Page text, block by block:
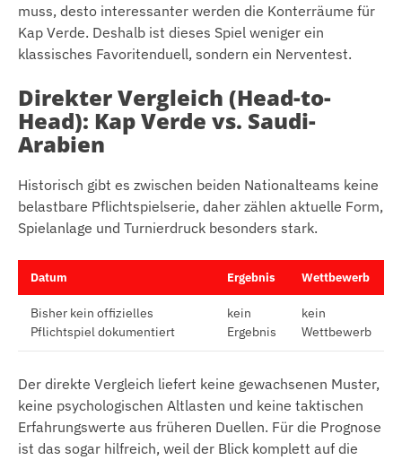
muss, desto interessanter werden die Konterräume für
Kap Verde. Deshalb ist dieses Spiel weniger ein
klassisches Favoritenduell, sondern ein Nerventest.
Direkter Vergleich (Head-to-
Head): Kap Verde vs. Saudi-
Arabien
Historisch gibt es zwischen beiden Nationalteams keine
belastbare Pflichtspielserie, daher zählen aktuelle Form,
Spielanlage und Turnierdruck besonders stark.
Datum Ergebnis Wettbewerb
Bisher kein offizielles
Pflichtspiel dokumentiert
kein
Ergebnis
kein
Wettbewerb
Der direkte Vergleich liefert keine gewachsenen Muster,
keine psychologischen Altlasten und keine taktischen
Erfahrungswerte aus früheren Duellen. Für die Prognose
ist das sogar hilfreich, weil der Blick komplett auf die